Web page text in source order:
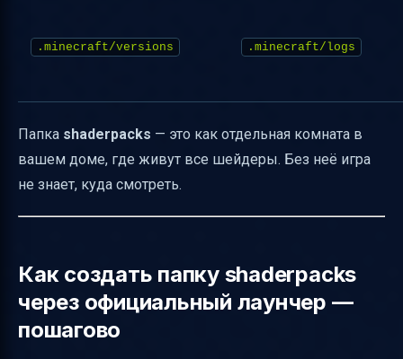
.minecraft/versions .minecraft/logs
Папка shaderpacks — это как отдельная комната в
вашем доме, где живут все шейдеры. Без неё игра
не знает, куда смотреть.
Как создать папку shaderpacks
через официальный лаунчер —
пошагово